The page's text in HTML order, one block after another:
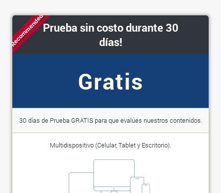
RecommendedPrueba sin costo durante 30
días!
Gratis
30 días de Prueba GRATIS para que evalúes nuestros contenidos.
Multidispositivo (Celular, Tablet y Escritorio).